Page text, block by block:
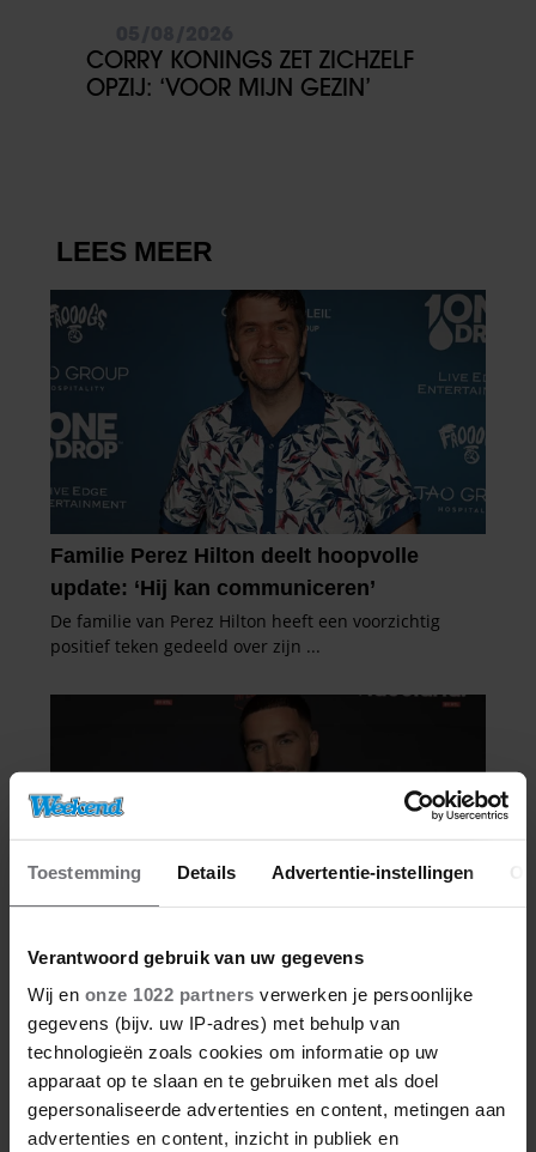
Toestemming Details Advertentie-instellingen
Verantwoord gebruik van uw gegevens
Wij en onze 1022 partners verwerken je persoonlijke
gegevens (bijv. uw IP-adres) met behulp van
technologieën zoals cookies om informatie op uw
apparaat op te slaan en te gebruiken met als doel
gepersonaliseerde advertenties en content, metingen aan
advertenties en content, inzicht in publiek en
CORRY KONINGS ZET ZICHZELF
OPZIJ: ‘VOOR MIJN GEZIN’